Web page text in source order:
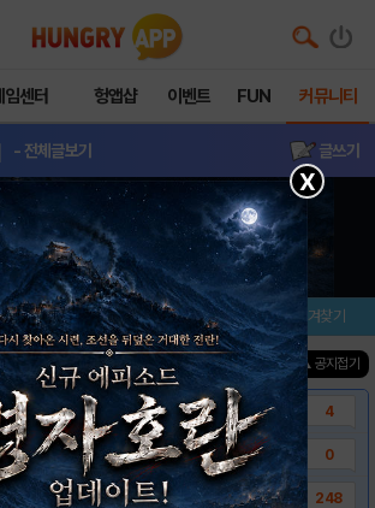
임센터 헝앱샵 이벤트 FUN 커뮤니티
- 전체글보기 글쓰기
이벤트/미션 설치/평가 즐겨찾기
진행중인 이벤트0 건 ▲ 공지접기
일매일 해피! 유머 게시.. 4
⑲ “밥알이, 드디어 멀티를.. 0
상식! 밥알 획득 안내.. 248
X